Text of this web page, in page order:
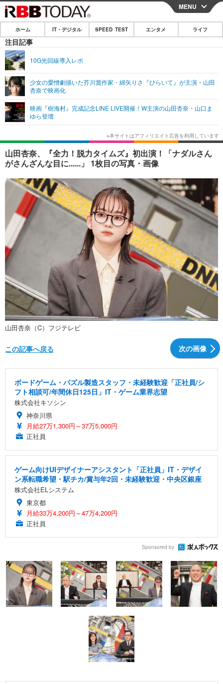
CLOSE
ホーム
IT・デジタル
ネタ
ショッピング その他
SPEED TEST
エンタメ
エンタメTOP
韓国・芸能
音楽 スポーツ
ショッピング その他
ライフ
ライフTOP グルメ
ペット ショッピング
その他
リリース一覧
プッシュ通知の停止方法
MENU
ホーム IT・デジタル SPEED TEST エンタメ ライフ
注目記事
10G光回線導入レポ
少女の愛憎劇描いた芥川賞作家・綿矢りさ『ひらいて』が主演・山田
杏奈で映画化
映画『樹海村』完成記念LINE LIVE開催！W主演の山田杏奈・山口ま
ゆら登壇
山田杏奈、『全力！脱力タイムズ』初出演！「ナダルさん
がさんざんな目に......」 1枚目の写真・画像
山田杏奈（C）フジテレビ
次の画像
この記事へ戻る
ボードゲーム・パズル製造スタッフ・未経験歓迎「正社員/シ
フト相談可/年間休日125日」IT・ゲーム業界志望
株式会社キソシン
神奈川県
月給27万1,300円～37万5,000円
正社員
ゲーム向けUIデザイナーアシスタント「正社員」IT・デザイ
ン系転職希望・駅チカ/賞与年2回・未経験歓迎・中央区銀座
株式会社ELシステム
東京都
月給33万4,200円～47万4,200円
正社員
Sponsored by